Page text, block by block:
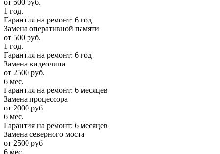
от 500 руб.
1 год.
Гарантия на ремонт: 6 год
Замена оперативной памяти
от 500 руб.
1 год.
Гарантия на ремонт: 6 год
Замена видеочипа
от 2500 руб.
6 мес.
Гарантия на ремонт: 6 месяцев
Замена процессора
от 2000 руб.
6 мес.
Гарантия на ремонт: 6 месяцев
Замена северного моста
от 2500 руб
6 мес.